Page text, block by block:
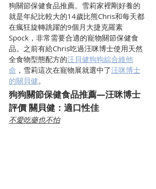
狗關節保健食品推薦。雪莉家裡剛好養的
就是年紀比較大的14歲比熊Chris和每天都
在瘋狂旋轉跳躍的9個月大捷克羅素
Spock，非常需要合適的寵物關節保健食
品。之前有給Chris吃過汪咪博士使用天然
全食物型態配方的汪貝健狗狗綜合維他
命 ，雪莉這次在寵物展就選中了汪咪博士
的關貝健。
狗狗關節保健食品推薦—汪咪博士
評價 關貝健：適口性佳
不愛吃藥也不怕